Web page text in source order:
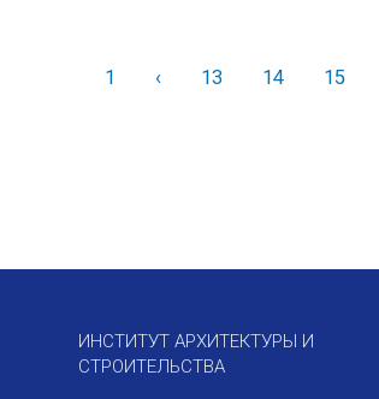
1 ‹Назад
13 14 15
ИНСТИТУТ АРХИТЕКТУРЫ И
СТРОИТЕЛЬСТВА